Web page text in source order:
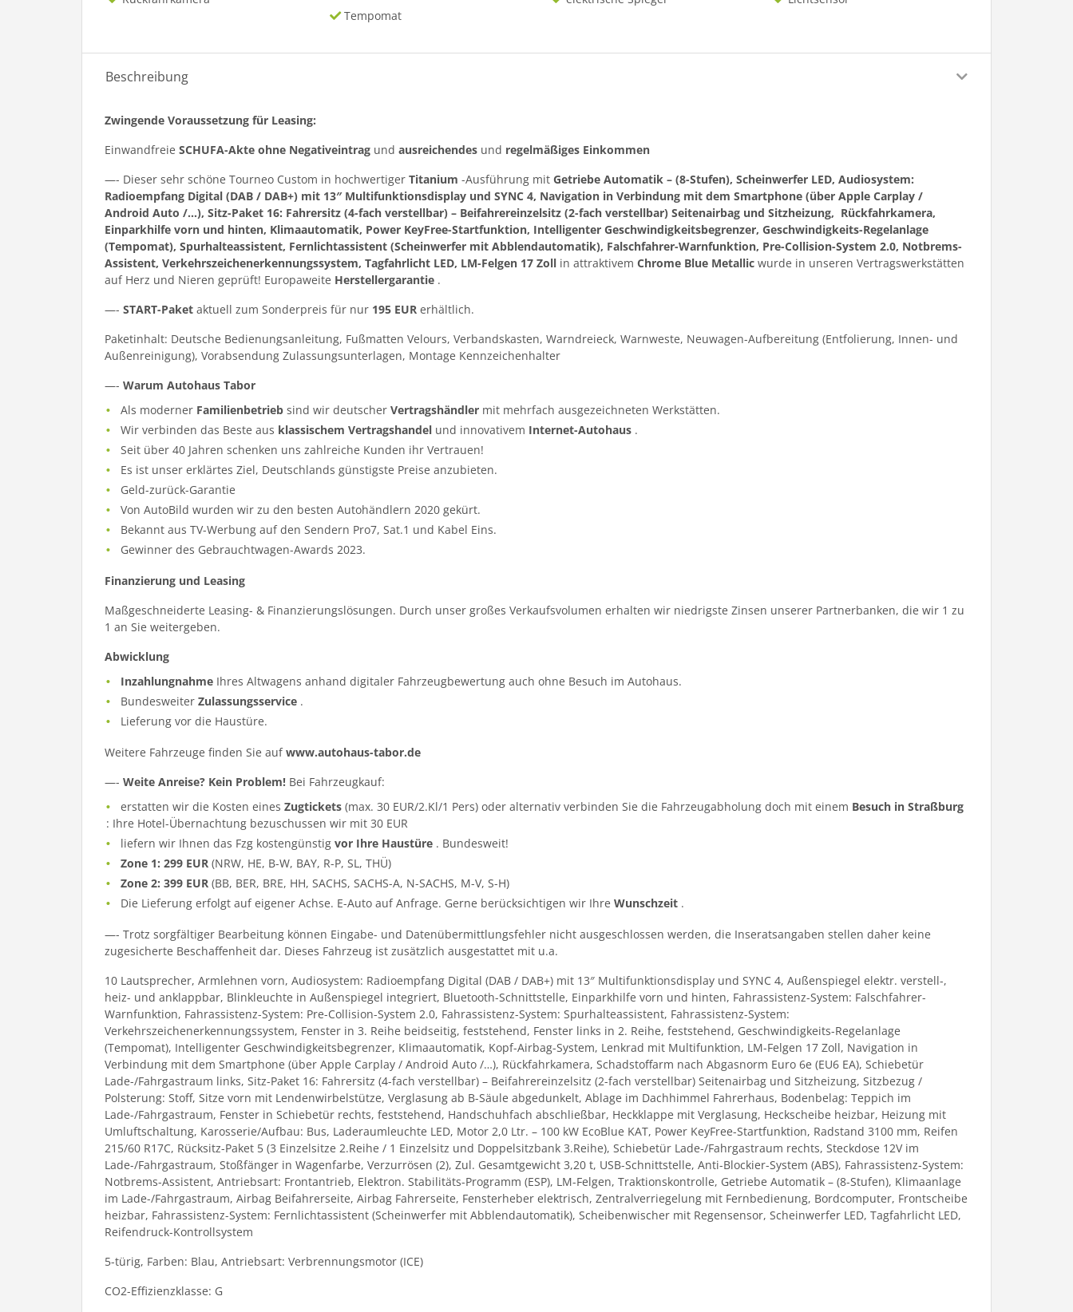
Tempomat
Beschreibung
Zwingende Voraussetzung für Leasing:
Einwandfreie SCHUFA-Akte ohne Negativeintrag und ausreichendes und regelmäßiges Einkommen
—- Dieser sehr schöne Tourneo Custom in hochwertiger Titanium -Ausführung mit Getriebe Automatik – (8-Stufen), Scheinwerfer LED, Audiosystem:
Radioempfang Digital (DAB / DAB+) mit 13″ Multifunktionsdisplay und SYNC 4, Navigation in Verbindung mit dem Smartphone (über Apple Carplay /
Android Auto /…), Sitz-Paket 16: Fahrersitz (4-fach verstellbar) – Beifahrereinzelsitz (2-fach verstellbar) Seitenairbag und Sitzheizung, Rückfahrkamera,
Einparkhilfe vorn und hinten, Klimaautomatik, Power KeyFree-Startfunktion, Intelligenter Geschwindigkeitsbegrenzer, Geschwindigkeits-Regelanlage
(Tempomat), Spurhalteassistent, Fernlichtassistent (Scheinwerfer mit Abblendautomatik), Falschfahrer-Warnfunktion, Pre-Collision-System 2.0, Notbrems-
Assistent, Verkehrszeichenerkennungssystem, Tagfahrlicht LED, LM-Felgen 17 Zoll in attraktivem Chrome Blue Metallic wurde in unseren Vertragswerkstätten
auf Herz und Nieren geprüft! Europaweite Herstellergarantie .
—- START-Paket aktuell zum Sonderpreis für nur 195 EUR erhältlich.
Paketinhalt: Deutsche Bedienungsanleitung, Fußmatten Velours, Verbandskasten, Warndreieck, Warnweste, Neuwagen-Aufbereitung (Entfolierung, Innen- und
Außenreinigung), Vorabsendung Zulassungsunterlagen, Montage Kennzeichenhalter
—- Warum Autohaus Tabor
Als moderner Familienbetrieb sind wir deutscherVertragshändler mit mehrfach ausgezeichneten Werkstätten.
Wir verbinden das Beste aus klassischem Vertragshandel und innovativem Internet-Autohaus .
Seit über 40 Jahren schenken uns zahlreiche Kunden ihr Vertrauen!
Es ist unser erklärtes Ziel, Deutschlands günstigste Preise anzubieten.
Geld-zurück-Garantie
Von AutoBild wurden wir zu den besten Autohändlern 2020 gekürt.
Bekannt aus TV-Werbung auf den Sendern Pro7, Sat.1 und Kabel Eins.
Gewinner des Gebrauchtwagen-Awards 2023.
Finanzierung und Leasing
Maßgeschneiderte Leasing- & Finanzierungslösungen. Durch unser großes Verkaufsvolumen erhalten wir niedrigste Zinsen unserer Partnerbanken, die wir 1 zu
1 an Sie weitergeben.
Abwicklung
Inzahlungnahme Ihres Altwagens anhand digitaler Fahrzeugbewertung auch ohne Besuch im Autohaus.
BundesweiterZulassungsservice .
Lieferung vor die Haustüre.
Weitere Fahrzeuge finden Sie aufwww.autohaus-tabor.de
—- Weite Anreise? Kein Problem! Bei Fahrzeugkauf:
erstatten wir die Kosten einesZugtickets(max. 30 EUR/2.Kl/1 Pers) oder alternativ verbinden Sie die Fahrzeugabholung doch mit einem Besuch in Straßburg
: Ihre Hotel-Übernachtung bezuschussen wir mit 30 EUR
liefern wir Ihnen das Fzg kostengünstigvor Ihre Haustüre . Bundesweit!
Zone 1: 299 EUR (NRW, HE, B-W, BAY, R-P, SL, THÜ)
Zone 2: 399 EUR (BB, BER, BRE, HH, SACHS, SACHS-A, N-SACHS, M-V, S-H)
Die Lieferung erfolgt auf eigener Achse. E-Auto auf Anfrage. Gerne berücksichtigen wir IhreWunschzeit .
—- Trotz sorgfältiger Bearbeitung können Eingabe- und Datenübermittlungsfehler nicht ausgeschlossen werden, die Inseratsangaben stellen daher keine
zugesicherte Beschaffenheit dar. Dieses Fahrzeug ist zusätzlich ausgestattet mit u.a.
10 Lautsprecher, Armlehnen vorn, Audiosystem: Radioempfang Digital (DAB / DAB+) mit 13″ Multifunktionsdisplay und SYNC 4, Außenspiegel elektr. verstell-,
heiz- und anklappbar, Blinkleuchte in Außenspiegel integriert, Bluetooth-Schnittstelle, Einparkhilfe vorn und hinten, Fahrassistenz-System: Falschfahrer-
Warnfunktion, Fahrassistenz-System: Pre-Collision-System 2.0, Fahrassistenz-System: Spurhalteassistent, Fahrassistenz-System:
Verkehrszeichenerkennungssystem, Fenster in 3. Reihe beidseitig, feststehend, Fenster links in 2. Reihe, feststehend, Geschwindigkeits-Regelanlage
(Tempomat), Intelligenter Geschwindigkeitsbegrenzer, Klimaautomatik, Kopf-Airbag-System, Lenkrad mit Multifunktion, LM-Felgen 17 Zoll, Navigation in
Verbindung mit dem Smartphone (über Apple Carplay / Android Auto /…), Rückfahrkamera, Schadstoffarm nach Abgasnorm Euro 6e (EU6 EA), Schiebetür
Lade-/Fahrgastraum links, Sitz-Paket 16: Fahrersitz (4-fach verstellbar) – Beifahrereinzelsitz (2-fach verstellbar) Seitenairbag und Sitzheizung, Sitzbezug /
Polsterung: Stoff, Sitze vorn mit Lendenwirbelstütze, Verglasung ab B-Säule abgedunkelt, Ablage im Dachhimmel Fahrerhaus, Bodenbelag: Teppich im
Lade-/Fahrgastraum, Fenster in Schiebetür rechts, feststehend, Handschuhfach abschließbar, Heckklappe mit Verglasung, Heckscheibe heizbar, Heizung mit
Umluftschaltung, Karosserie/Aufbau: Bus, Laderaumleuchte LED, Motor 2,0 Ltr. – 100 kW EcoBlue KAT, Power KeyFree-Startfunktion, Radstand 3100 mm, Reifen
215/60 R17C, Rücksitz-Paket 5 (3 Einzelsitze 2.Reihe / 1 Einzelsitz und Doppelsitzbank 3.Reihe), Schiebetür Lade-/Fahrgastraum rechts, Steckdose 12V im
Lade-/Fahrgastraum, Stoßfänger in Wagenfarbe, Verzurrösen (2), Zul. Gesamtgewicht 3,20 t, USB-Schnittstelle, Anti-Blockier-System (ABS), Fahrassistenz-System:
Notbrems-Assistent, Antriebsart: Frontantrieb, Elektron. Stabilitäts-Programm (ESP), LM-Felgen, Traktionskontrolle, Getriebe Automatik – (8-Stufen), Klimaanlage
im Lade-/Fahrgastraum, Airbag Beifahrerseite, Airbag Fahrerseite, Fensterheber elektrisch, Zentralverriegelung mit Fernbedienung, Bordcomputer, Frontscheibe
heizbar, Fahrassistenz-System: Fernlichtassistent (Scheinwerfer mit Abblendautomatik), Scheibenwischer mit Regensensor, Scheinwerfer LED, Tagfahrlicht LED,
Reifendruck-Kontrollsystem
5-türig, Farben: Blau, Antriebsart: Verbrennungsmotor (ICE)
CO2-Effizienzklasse: G